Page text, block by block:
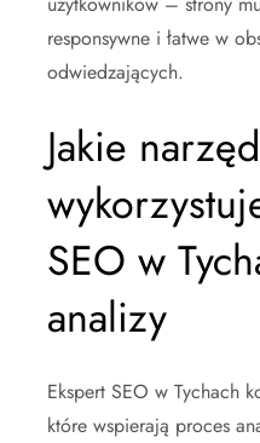
responsywne i łatwe w
odwiedzających.
Jakie
SEO w
analizy
Ekspert SEO w Tychach
które wspierają proces